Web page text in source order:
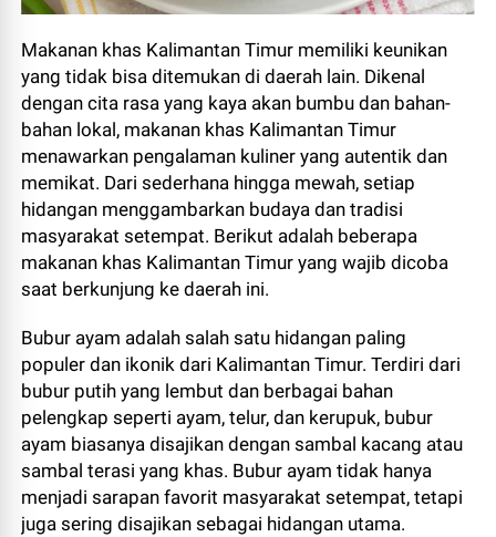
Makanan khas Kalimantan Timur memiliki keunikan
yang tidak bisa ditemukan di daerah lain. Dikenal
dengan cita rasa yang kaya akan bumbu dan bahan-
bahan lokal, makanan khas Kalimantan Timur
menawarkan pengalaman kuliner yang autentik dan
memikat. Dari sederhana hingga mewah, setiap
hidangan menggambarkan budaya dan tradisi
masyarakat setempat. Berikut adalah beberapa
makanan khas Kalimantan Timur yang wajib dicoba
saat berkunjung ke daerah ini.
Bubur ayam adalah salah satu hidangan paling
populer dan ikonik dari Kalimantan Timur. Terdiri dari
bubur putih yang lembut dan berbagai bahan
pelengkap seperti ayam, telur, dan kerupuk, bubur
ayam biasanya disajikan dengan sambal kacang atau
sambal terasi yang khas. Bubur ayam tidak hanya
menjadi sarapan favorit masyarakat setempat, tetapi
juga sering disajikan sebagai hidangan utama.